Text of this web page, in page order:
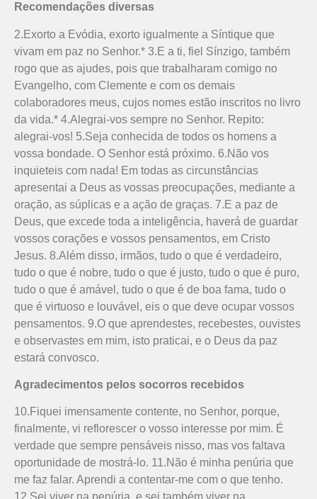
Recomendações diversas
2.Exorto a Evódia, exorto igualmente a Síntique que
vivam em paz no Senhor.* 3.E a ti, fiel Sínzigo, também
rogo que as ajudes, pois que trabalharam comigo no
Evangelho, com Clemente e com os demais
colaboradores meus, cujos nomes estão inscritos no livro
da vida.* 4.Alegrai-vos sempre no Senhor. Repito:
alegrai-vos! 5.Seja conhecida de todos os homens a
vossa bondade. O Senhor está próximo. 6.Não vos
inquieteis com nada! Em todas as circunstâncias
apresentai a Deus as vossas preocupações, mediante a
oração, as súplicas e a ação de graças. 7.E a paz de
Deus, que excede toda a inteligência, haverá de guardar
vossos corações e vossos pensamentos, em Cristo
Jesus. 8.Além disso, irmãos, tudo o que é verdadeiro,
tudo o que é nobre, tudo o que é justo, tudo o que é puro,
tudo o que é amável, tudo o que é de boa fama, tudo o
que é virtuoso e louvável, eis o que deve ocupar vossos
pensamentos. 9.O que aprendestes, recebestes, ouvistes
e observastes em mim, isto praticai, e o Deus da paz
estará convosco.
Agradecimentos pelos socorros recebidos
10.Fiquei imensamente contente, no Senhor, porque,
finalmente, vi reflorescer o vosso interesse por mim. É
verdade que sempre pensáveis nisso, mas vos faltava
oportunidade de mostrá-lo. 11.Não é minha penúria que
me faz falar. Aprendi a contentar-me com o que tenho.